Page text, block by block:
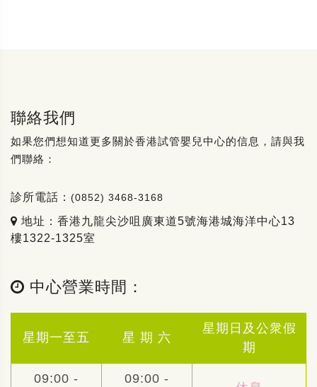
聯絡我們
如果您們想知道更多關於香港試管嬰兒中心的信息，請與我
們聯絡：
診所電話： (0852) 3468-3168
地址：香港九龍尖沙咀廣東道5號海港城海洋中心13
樓1322-1325室
中心營業時間：
星期一至五 星 期 六
星期日及公衆假
期
09:00 - 09:00 -